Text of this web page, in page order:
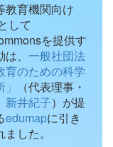
教育機関向け
して
を提供す
、 一般社団法
育のための科学
（代表理事・
新井紀子）が提
edumapに引き
した。